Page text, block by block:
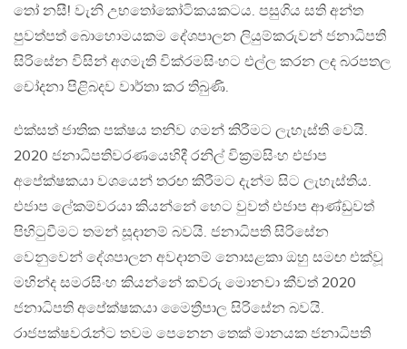
තෝ නසී! වැනි උභතෝකෝටිකයකටය. පසුගිය සති අන්ත
පුවත්පත් බොහොමයකම දේශපාලන ලියුම්කරුවන් ජනාධිපති
සිරිසේන විසින් අගමැති වික්රමසිංහට එල්ල කරන ලද බරපතල
චෝදනා පිළිබදව වාර්තා කර තිබුණි.
එක්සත් ජාතික පක්ෂය තනිව ගමන් කිරීමට ලැහැස්ති වෙයි.
2020 ජනාධිපතිවරණයෙහිදී රනිල් වික්‍රමසිංහ එජාප
අපේක්ෂකයා වශයෙන් තරඟ කිරීමට දැන්ම සිට ලැහැස්තිය.
එජාප ලේකම්වරයා කියන්නේ හෙට වුවත් එජාප ආණ්ඩුවත්
පිහිටුවීමට තමන් සූදානම් බවයි. ජනාධිපති සිරිසේන
වෙනුවෙන් දේශපාලන අවදානම් නොසළකා ඔහු සමඟ එක්වූ
මහින්ද සමරසිංහ කියන්නේ කව්රු මොනවා කීවත් 2020
ජනාධිපති අපේක්ෂකයා මෛත්‍රීපාල සිරිසේන බවයි.
රාජපක්ෂවරැන්ට තවම පෙනෙන තෙක් මානයක ජනාධිපති